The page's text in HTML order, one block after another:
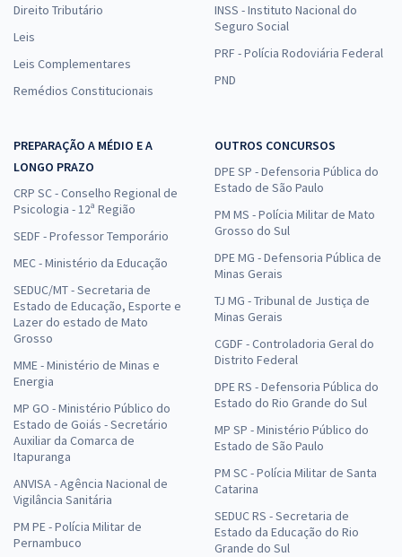
Direito Tributário
Leis
Leis Complementares
Remédios Constitucionais
INSS - Instituto Nacional do
Seguro Social
PRF - Polícia Rodoviária Federal
PND
PREPARAÇÃO A MÉDIO E A
LONGO PRAZO
CRP SC - Conselho Regional de
Psicologia - 12ª Região
SEDF - Professor Temporário
MEC - Ministério da Educação
SEDUC/MT - Secretaria de
Estado de Educação, Esporte e
Lazer do estado de Mato
Grosso
MME - Ministério de Minas e
Energia
MP GO - Ministério Público do
Estado de Goiás - Secretário
Auxiliar da Comarca de
Itapuranga
ANVISA - Agência Nacional de
Vigilância Sanitária
PM PE - Polícia Militar de
Pernambuco
OUTROS CONCURSOS
DPE SP - Defensoria Pública do
Estado de São Paulo
PM MS - Polícia Militar de Mato
Grosso do Sul
DPE MG - Defensoria Pública de
Minas Gerais
TJ MG - Tribunal de Justiça de
Minas Gerais
CGDF - Controladoria Geral do
Distrito Federal
DPE RS - Defensoria Pública do
Estado do Rio Grande do Sul
MP SP - Ministério Público do
Estado de São Paulo
PM SC - Polícia Militar de Santa
Catarina
SEDUC RS - Secretaria de
Estado da Educação do Rio
Grande do Sul